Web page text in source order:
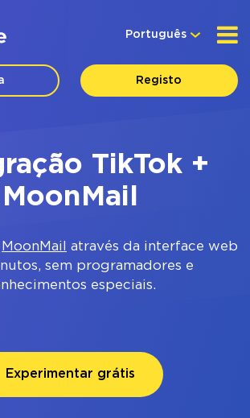
Português
Registo
TikTok +
MoonMail
MoonMail
através da interface web
sem programadores e
especiais.
Experimentar grátis